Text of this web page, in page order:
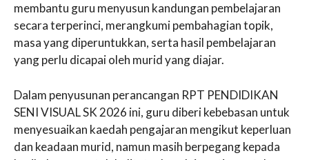
membantu guru menyusun kandungan pembelajaran
secara terperinci, merangkumi pembahagian topik,
masa yang diperuntukkan, serta hasil pembelajaran
yang perlu dicapai oleh murid yang diajar.
Dalam penyusunan perancangan RPT PENDIDIKAN
SENI VISUAL SK 2026 ini, guru diberi kebebasan untuk
menyesuaikan kaedah pengajaran mengikut keperluan
dan keadaan murid, namun masih berpegang kepada